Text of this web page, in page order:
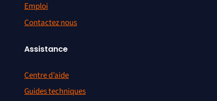
Emploi
Contactez nous
Assistance
Centre d’aide
Guides techniques